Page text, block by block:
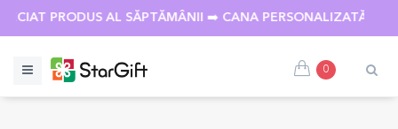
PRODUS AL SĂPTĂMÂNII ➡️ CANA PERSONALIZATĂ CU
0